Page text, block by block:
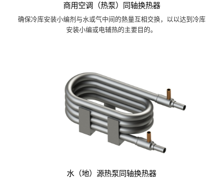
商用空调（热泵）同轴换热器
确保冷库安装小编剂与水或气中间的熱量互相交换，以以达到冷库
安装小编或电辅热的主要目的。
水（地）源热泵同轴换热器